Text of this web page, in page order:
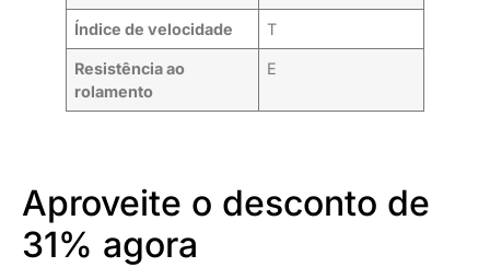
Índice de velocidade T
Resistência ao
rolamento
E
Aproveite o desconto de
31% agora